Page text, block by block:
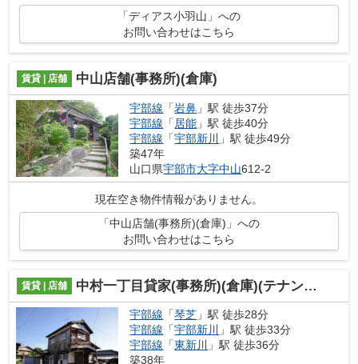
「ディアス小羽山」への
お問い合わせはこちら
賃貸 | 店舗 中山店舗(事務所)(倉庫)
宇部線 「岩鼻 」駅 徒歩37分
宇部線 「居能 」駅 徒歩40分
宇部線 「宇部新川 」駅 徒歩49分
築47年
山口県宇部市大字中山612-2
現在空き物件情報がありません。
「中山店舗(事務所)(倉庫)」への
お問い合わせはこちら
賃貸 | 店舗 中村一丁目貸家(事務所)(倉庫)(テナント)
宇部線 「琴芝 」駅 徒歩28分
宇部線 「宇部新川
」駅 徒歩33分
宇部線 「東新川
」駅 徒歩36分
築38年